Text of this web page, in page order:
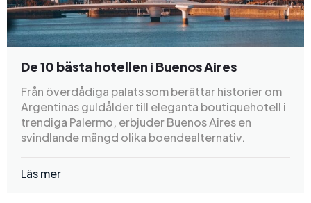
De 10 bästa hotellen i Buenos Aires
Från överdådiga palats som berättar historier om
Argentinas guldålder till eleganta boutiquehotell i
trendiga Palermo, erbjuder Buenos Aires en
svindlande mängd olika boendealternativ.
Läs mer